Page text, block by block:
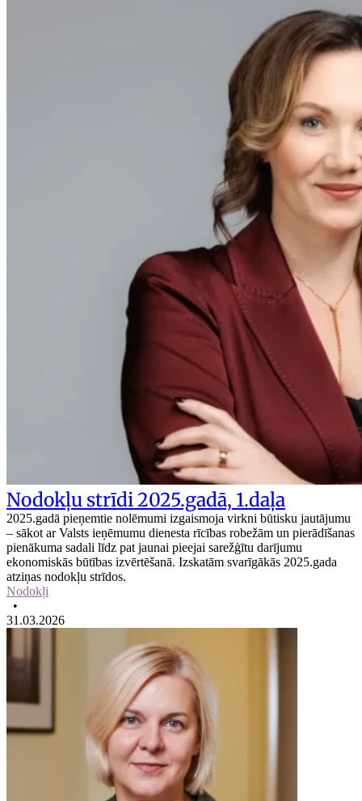
Nodokļu strīdi 2025.gadā, 1.daļa
2025.gadā pieņemtie nolēmumi izgaismoja virkni būtisku jautājumu
– sākot ar Valsts ieņēmumu dienesta rīcības robežām un pierādīšanas
pienākuma sadali līdz pat jaunai pieejai sarežģītu darījumu
ekonomiskās būtības izvērtēšanā. Izskatām svarīgākās 2025.gada
atziņas nodokļu strīdos.
Nodokļi
•
31.03.2026